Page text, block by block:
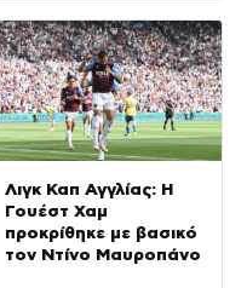
Λιγκ Καπ Αγγλίας: Η
Γουέστ Χαμ
προκρίθηκε με βασικό
τον Ντίνο Μαυροπάνο